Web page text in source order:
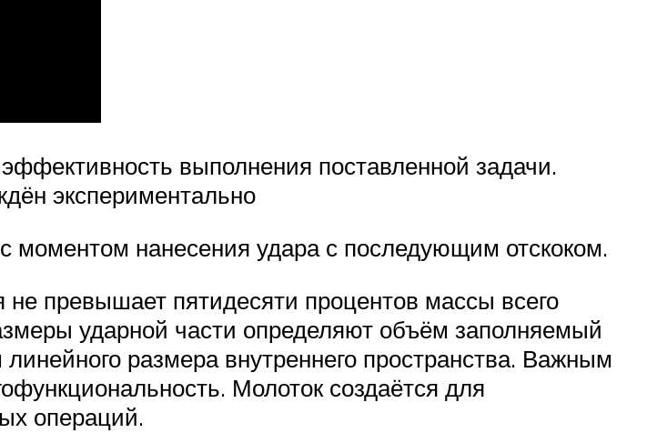
выполнения поставленной задачи.
экспериментально
моментом нанесения удара с последующим отскоком.
превышает пятидесяти процентов массы всего
ударной части определяют объём заполняемый
размера внутреннего пространства. Важным
Молоток создаётся для
операций.